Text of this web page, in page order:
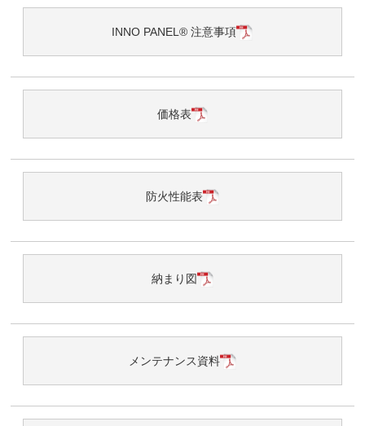
INNO PANEL® 注意事項
価格表
防火性能表
納まり図
メンテナンス資料